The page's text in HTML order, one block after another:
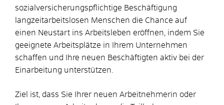
sozialversicherungspflichtige Beschäftigung
langzeitarbeitslosen Menschen die Chance auf
einen Neustart ins Arbeitsleben eröffnen, indem Sie
geeignete Arbeitsplätze in Ihrem Unternehmen
schaffen und Ihre neuen Beschäftigten aktiv bei der
Einarbeitung unterstützen.
Ziel ist, dass Sie Ihrer neuen Arbeitnehmerin oder